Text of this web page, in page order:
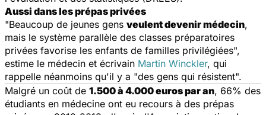
Aussi dans les prépas privées
"Beaucoup de jeunes gens veulent devenir médecin,
mais le système parallèle des classes préparatoires
privées favorise les enfants de familles privilégiées",
estime le médecin et écrivain Martin Winckler, qui
rappelle néanmoins qu'il y a "des gens qui résistent".
Malgré un coût de 1.500 à 4.000 euros par an, 66% des
étudiants en médecine ont eu recours à des prépas